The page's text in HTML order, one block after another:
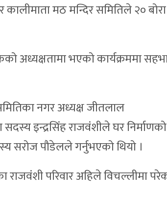
मठ मन्दिर समितिले २० बोरा
अध्यक्षतामा भएको कार्यक्रममा
नगर अध्यक्ष जीतलाल
इन्द्रसिंह राजवंशीले घर निर्माणको
सरोज पौडेलले गर्नुभएको थियो ।
परिवार अहिले विचल्लीमा